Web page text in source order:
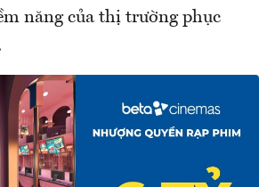
năng của thị trường phục